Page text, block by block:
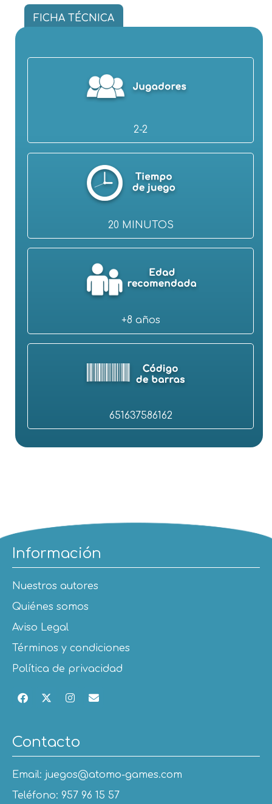
FICHA TÉCNICA
2-2
20 MINUTOS
+8 años
651637586162
Información
Nuestros autores
Quiénes somos
Aviso Legal
Términos y condiciones
Política de privacidad
Contacto
Email: juegos@atomo-games.com
Teléfono: 957 96 15 57